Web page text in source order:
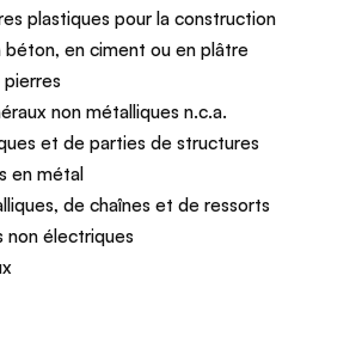
plastiques pour la construction
béton, en ciment ou en plâtre
non métalliques n.c.a.
et de parties de structures
en métal
de chaînes et de ressorts
non électriques